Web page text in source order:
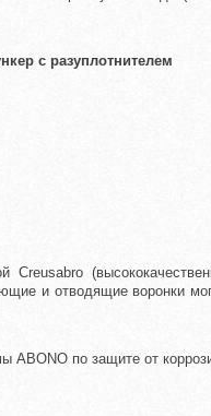
с разуплотнителем
и отводящие воронки
ABONO по защите от